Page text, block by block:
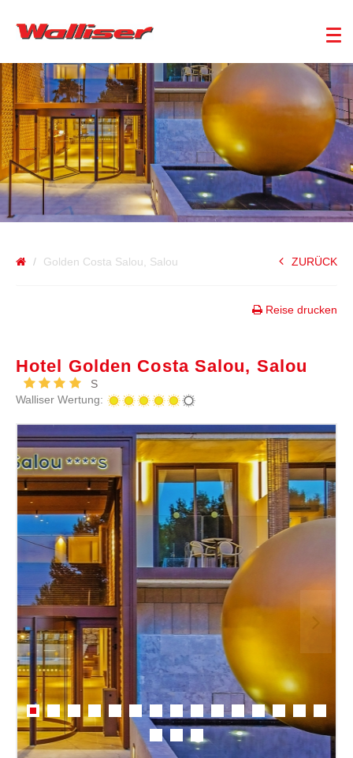
SPANIEN
Golden Costa Salou, Salou ZURÜCK
Reise drucken
Hotel Golden Costa Salou, Salou
S
Walliser Wertung: